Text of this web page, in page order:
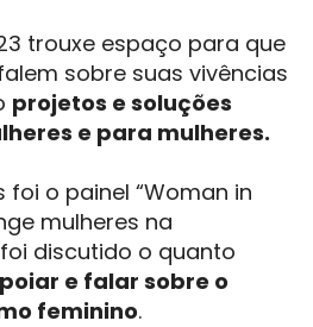
trouxe espaço para que
sobre suas vivências
projetos e soluções
e para mulheres.
o painel “Woman in
mulheres na
discutido o quanto
e falar sobre o
feminino.